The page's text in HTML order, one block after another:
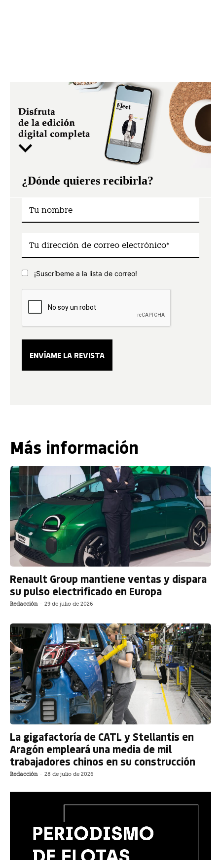
¿Dónde quieres recibirla?
¡Suscríbeme a la lista de correo!
Más información
Renault Group mantiene ventas y dispara
su pulso electrificado en Europa
Redacción - 29 de julio de 2026
La gigafactoría de CATL y Stellantis en
Aragón empleará una media de mil
trabajadores chinos en su construcción
Redacción - 28 de julio de 2026